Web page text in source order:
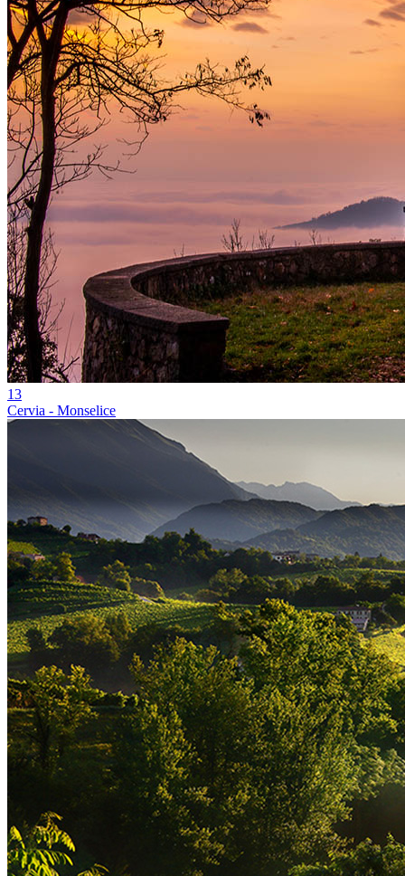
13
Cervia - Monselice